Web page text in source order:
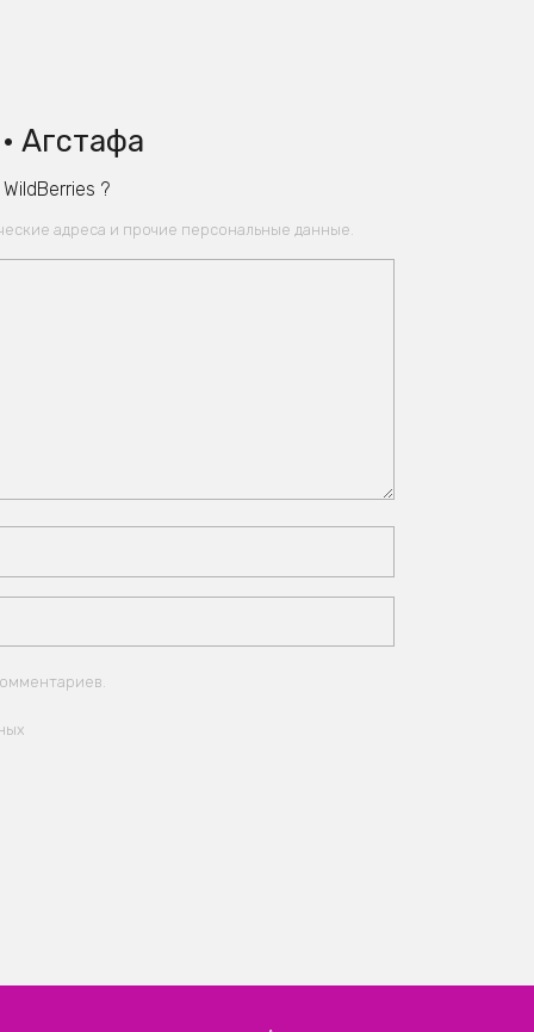
Агстафа
?
адреса и прочие персональные данные.